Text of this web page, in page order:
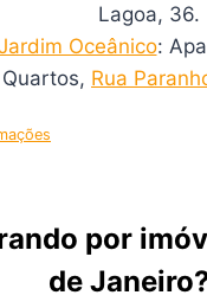
Lagoa, 36.
Oceânico:
Rua
por
de